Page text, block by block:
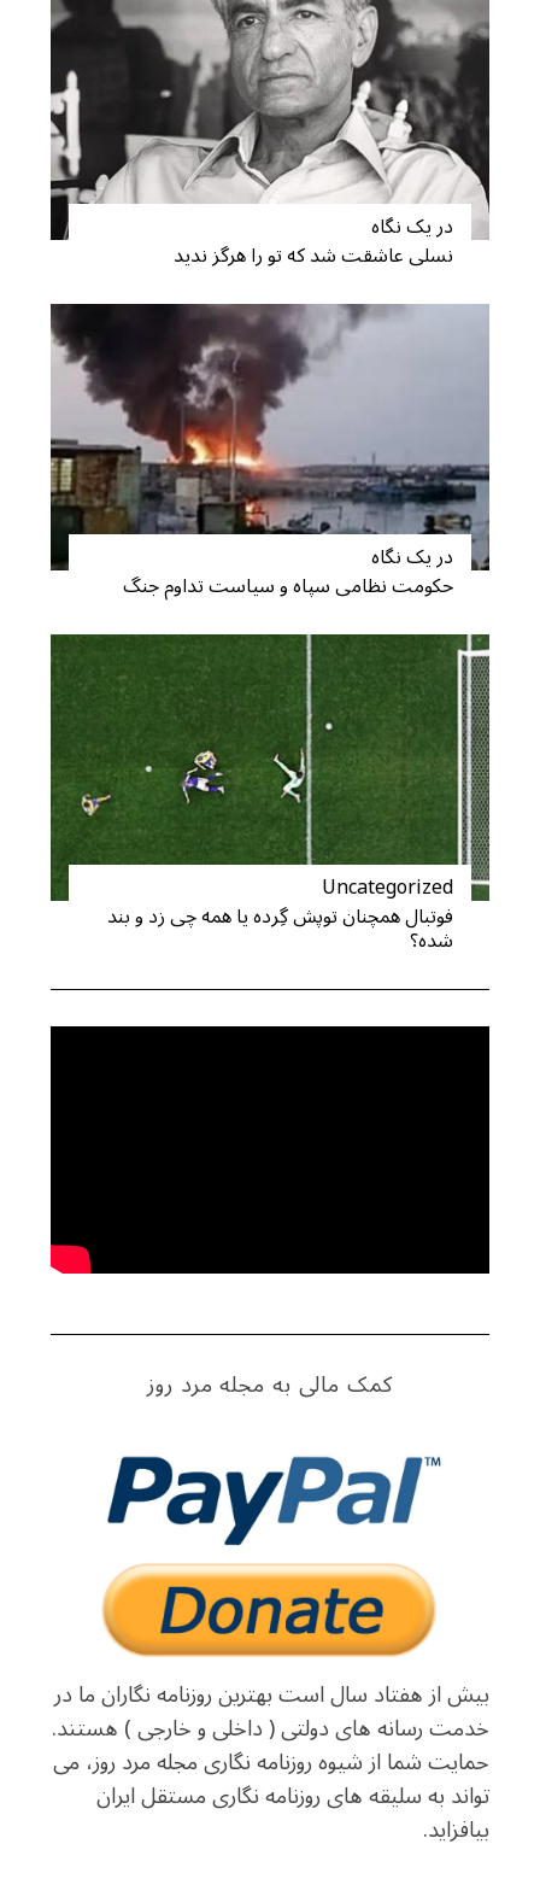
در یک نگاه
نسلی عاشقت شد که تو را هرگز ندید
در یک نگاه
حکومت نظامی سپاه و سیاست تداوم جنگ
Uncategorized
فوتبال همچنان توپش گِرده یا همه چی زد و بند
شده؟
کمک مالی به مجله مرد روز
بیش از هفتاد سال است بهترین روزنامه نگاران ما در
خدمت رسانه های دولتی ( داخلی و خارجی ) هستند.
حمایت شما از شیوه روزنامه نگاری مجله مرد روز، می
تواند به سلیقه های روزنامه نگاری مستقل ایران
بیافزاید.
e